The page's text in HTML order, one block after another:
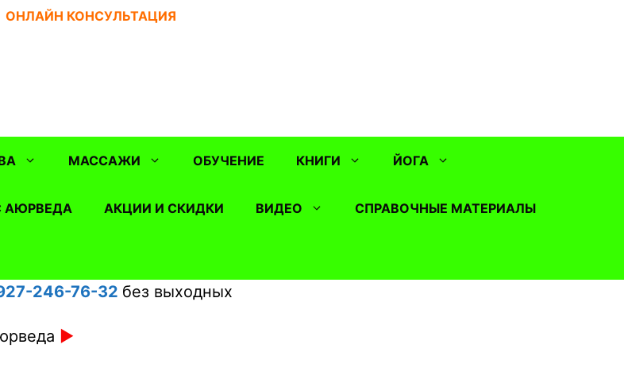
ОНЛАЙН КОНСУЛЬТАЦИЯ
МАССАЖИ ОБУЧЕНИЕ КНИГИ ЙОГА
АЮРВЕДА АКЦИИ И СКИДКИ ВИДЕО СПРАВОЧНЫЕ МАТЕРИАЛЫ
246-76-32 без выходных
►